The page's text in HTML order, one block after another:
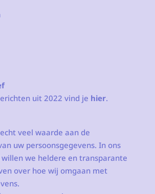
uit 2022 vind je hier.
veel waarde aan de
uw persoonsgegevens. In ons
we heldere en transparante
over hoe wij omgaan met